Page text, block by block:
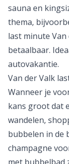
sauna en
thema,
last minute
betaalbaar.
autovakantie.
Van der Valk
Wanneer je
kans groot dat
wandelen,
bubbelen in de
champagne